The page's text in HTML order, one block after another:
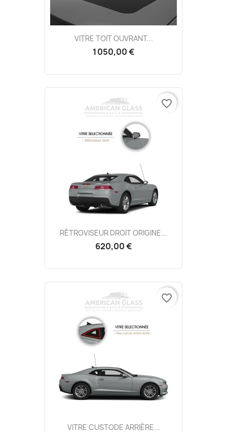
VITRE TOIT OUVRANT...
1 050,00 €
RÉTROVISEUR DROIT ORIGINE...
620,00 €
favorite_border
VITRE CUSTODE ARRIÈRE...
favorite_border